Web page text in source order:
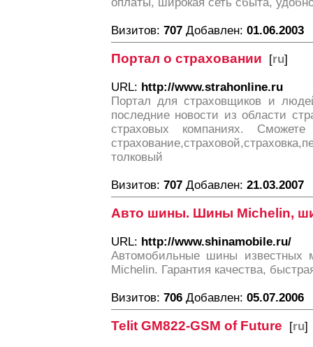
Визитов: 707 Добавлен: 01.06.2003
Портал о страховании [ru]
URL: http://www.strahonline.ru
Портал для страховщиков и
последние новости из области
страховых компаниях.
толковый
Визитов: 707 Добавлен: 21.03.2007
Авто шины. Шины Michelin,
URL: http://www.shinamobile.ru/
Автомобильные шины известных
Michelin. Гарантия качества,
Визитов: 706 Добавлен: 05.07.2006
Telit GM822-GSM of Future [ru]